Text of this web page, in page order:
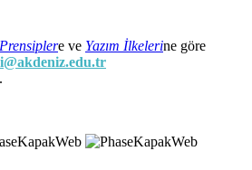
e ve Yazım İlkelerine göre